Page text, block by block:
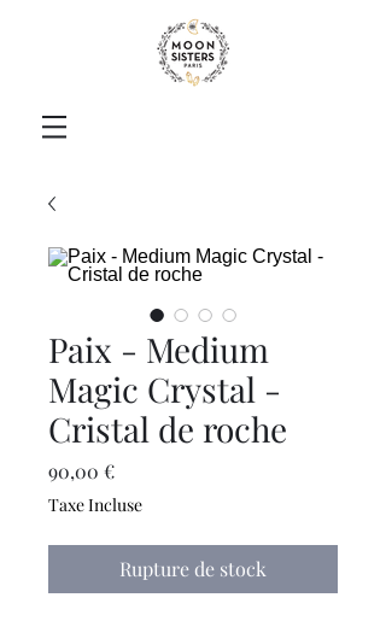
Paix - Medium
Magic Crystal -
Cristal de roche
90,00 €Prix
Taxe Incluse
Rupture de stock